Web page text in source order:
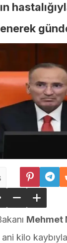
Mehmet
ani kilo